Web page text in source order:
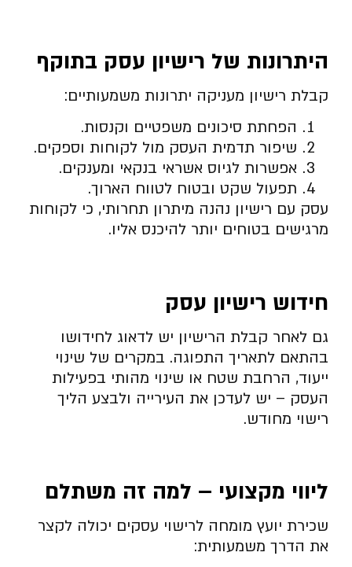
היתרונות של רישיון עסק בתוקף
קבלת רישיון מעניקה יתרונות משמעותיים:
הפחתת סיכונים משפטיים וקנסות.
שיפור תדמית העסק מול לקוחות וספקים.
אפשרות לגיוס אשראי בנקאי ומענקים.
תפעול שקט ובטוח לטווח הארוך.
עסק עם רישיון נהנה מיתרון תחרותי, כי לקוחות
מרגישים בטוחים יותר להיכנס אליו.
חידוש רישיון עסק
גם לאחר קבלת הרישיון יש לדאוג לחידושו
בהתאם לתאריך התפוגה. במקרים של שינוי
ייעוד, הרחבת שטח או שינוי מהותי בפעילות
העסק – יש לעדכן את העירייה ולבצע הליך
רישוי מחודש.
ליווי מקצועי – למה זה משתלם
שכירת יועץ מומחה לרישוי עסקים יכולה לקצר
את הדרך משמעותית: